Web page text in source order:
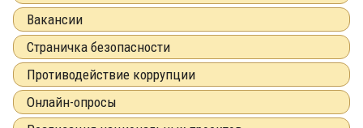
Вакансии
Страничка безопасности
Противодействие коррупции
Онлайн-опросы